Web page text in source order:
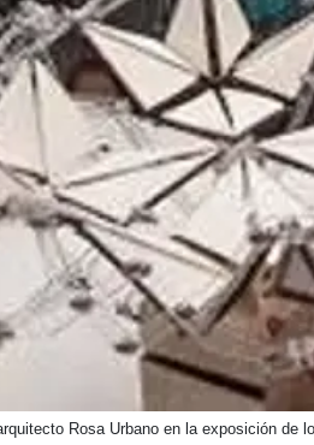
Rosa Urbano en la exposición de